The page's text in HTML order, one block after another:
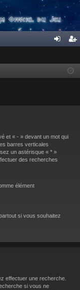
cri
et « - » devant un mot qui
barres verticales
un astérisque « * »
des recherches
élément
si vous souhaitez
effectuer une recherche.
si vous ne